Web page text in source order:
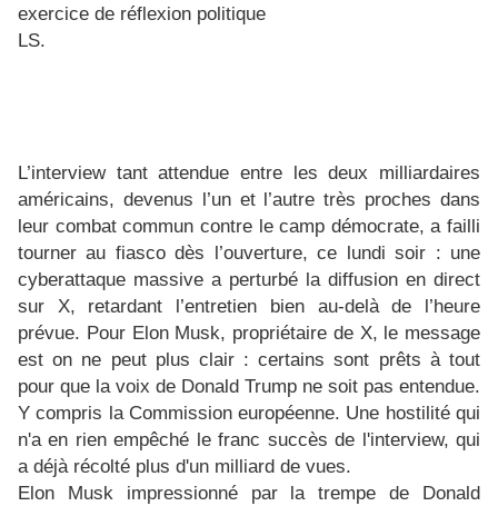
exercice de réflexion politique
LS.
L’interview tant attendue entre les deux milliardaires
américains, devenus l’un et l’autre très proches dans
leur combat commun contre le camp démocrate, a failli
tourner au fiasco dès l’ouverture, ce lundi soir : une
cyberattaque massive a perturbé la diffusion en direct
sur X, retardant l’entretien bien au-delà de l’heure
prévue. Pour Elon Musk, propriétaire de X, le message
est on ne peut plus clair : certains sont prêts à tout
pour que la voix de Donald Trump ne soit pas entendue.
Y compris la Commission européenne. Une hostilité qui
n'a en rien empêché le franc succès de l'interview, qui
a déjà récolté plus d'un milliard de vues.
Elon Musk impressionné par la trempe de Donald